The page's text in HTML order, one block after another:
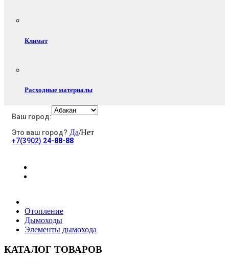
Климат
Расходные материалы
Электротовары
Ваш город:
Это ваш город? Да/Нет
+7(3902) 24-88-88
Отопление
Дымоходы
Элементы дымохода
КАТАЛОГ ТОВАРОВ